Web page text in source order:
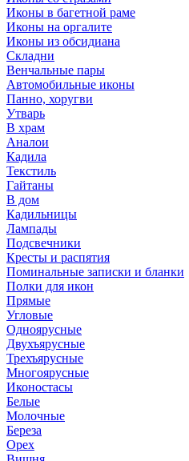
Иконы в багетной раме
Иконы на оргалите
Иконы из обсидиана
Складни
Венчальные пары
Автомобильные иконы
Панно, хоругви
Утварь
В храм
Аналои
Кадила
Текстиль
Гайтаны
В дом
Кадильницы
Лампады
Подсвечники
Кресты и распятия
Поминальные записки и бланки
Полки для икон
Прямые
Угловые
Одноярусные
Двухъярусные
Трехъярусные
Многоярусные
Иконостасы
Белые
Молочные
Береза
Орех